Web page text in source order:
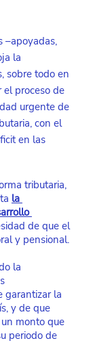
–apoyadas,
la
sobre todo en
el proceso de
urgente de
con el
en las
tributaria,
la
de que el
y pensional.
la
garantizar la
y de que
monto que
periodo de